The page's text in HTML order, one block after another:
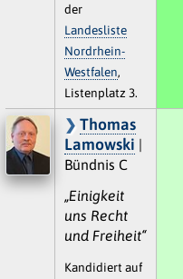
der
Landesliste
Nordrhein-
Westfalen,
Listenplatz 3.
Thomas
Lamowski |
Bündnis C
„Einigkeit
uns Recht
und Freiheit“
Kandidiert auf